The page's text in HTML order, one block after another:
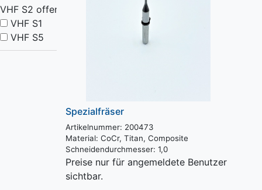
VHF S2 offen
VHF S1
VHF S5
Spezialfräser
Artikelnummer: 200473
Material: CoCr, Titan, Composite
Schneidendurchmesser: 1,0
Preise nur für angemeldete Benutzer
sichtbar.